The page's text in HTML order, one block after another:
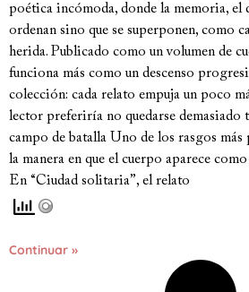
poética incómoda, donde la memoria, el
ordenan sino que se superponen, como
herida. Publicado como un volumen de
funciona más como un descenso
colección: cada relato empuja un poco
lector preferiría no quedarse demasiado
campo de batalla Uno de los rasgos más
la manera en que el cuerpo aparece
En “Ciudad solitaria”, el relato
Continuar »